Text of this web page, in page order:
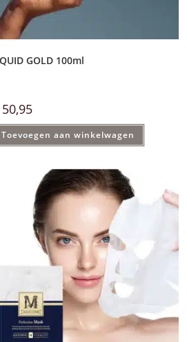
GOLD 100ml
Toevoegen aan winkelwagen